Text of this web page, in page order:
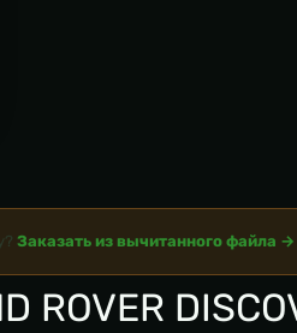
Заказать из вычитанного файла →
ROVER